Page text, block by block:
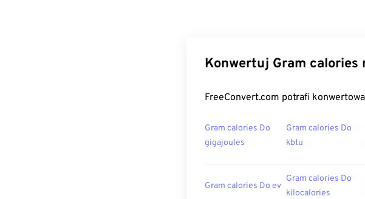
Konwertuj Gram
FreeConvert.com potrafi
Gram calories Do
gigajoules
Gram calories Do
kbtu
Gram calories Do ev
Gram calories Do
kilocalories